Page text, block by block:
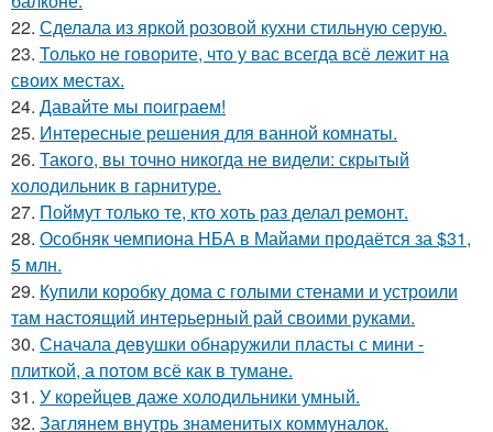
22. Сделала из яркой розовой кухни стильную серую.
23. Только не говорите, что у вас всегда всё лежит на
своих местах.
24. Давайте мы поиграем!
25. Интересные решения для ванной комнаты.
26. Такого, вы точно никогда не видели: скрытый
холодильник в гарнитуре.
27. Поймут только те, кто хоть раз делал ремонт.
28. Особняк чемпиона НБА в Майами продаётся за $31,
5 млн.
29. Купили коробку дома с голыми стенами и устроили
там настоящий интерьерный рай своими руками.
30. Сначала девушки обнаружили пласты с мини -
плиткой, а потом всё как в тумане.
31. У корейцев даже холодильники умный.
32. Заглянем внутрь знаменитых коммуналок.